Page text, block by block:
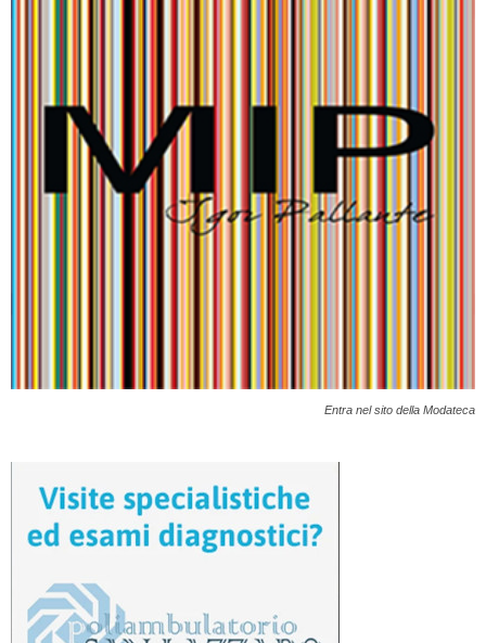
Entra nel sito della Modateca